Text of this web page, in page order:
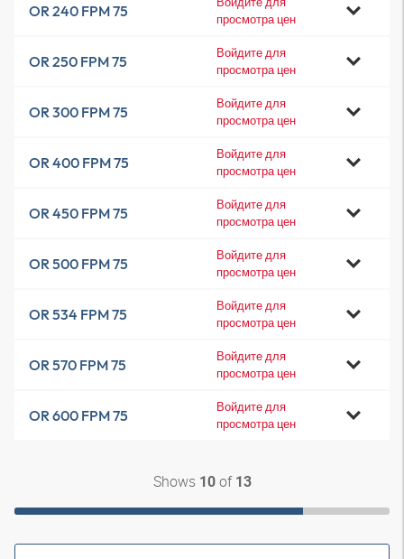
OR 240 FPM 75
просмотра цен
OR 250 FPM 75
Войдите для
просмотра цен
OR 300 FPM 75
Войдите для
просмотра цен
OR 400 FPM 75
Войдите для
просмотра цен
OR 450 FPM 75
Войдите для
просмотра цен
OR 500 FPM 75
Войдите для
просмотра цен
OR 534 FPM 75
Войдите для
просмотра цен
OR 570 FPM 75
Войдите для
просмотра цен
OR 600 FPM 75
Войдите для
просмотра цен
Shows 10of 13